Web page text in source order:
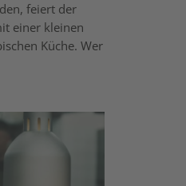
feiert der
einer kleinen
Küche. Wer